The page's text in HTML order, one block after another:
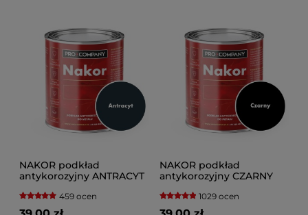
NAKOR podkład
antykorozyjny ANTRACYT
459 ocen
NAKOR podkład
antykorozyjny CZARNY
1029 ocen